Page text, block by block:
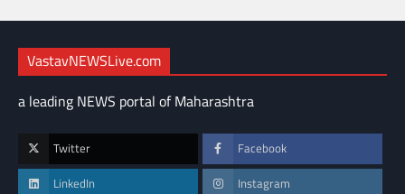
VastavNEWSLive.com
a leading NEWS portal of Maharashtra
Twitter Facebook
LinkedIn Instagram